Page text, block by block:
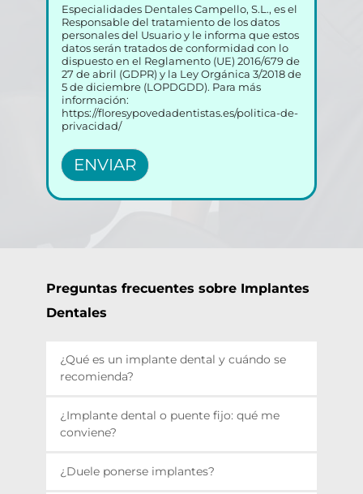
Especialidades Dentales Campello, S.L., es el
Responsable del tratamiento de los datos
personales del Usuario y le informa que estos
datos serán tratados de conformidad con lo
dispuesto en el Reglamento (UE) 2016/679 de
27 de abril (GDPR) y la Ley Orgánica 3/2018 de
5 de diciembre (LOPDGDD). Para más
información:
https://floresypovedadentistas.es/politica-de-
privacidad/
ENVIAR
Preguntas frecuentes sobre Implantes
Dentales
¿Qué es un implante dental y cuándo se
recomienda?
Es una raíz artificial (generalmente de
titanio) que sustituye al diente perdido y
para ausencias unitarias, puentes cortos o
¿Implante dental o puente fijo: qué me
conviene?
El implante no desgasta dientes vecinos
¿Duele ponerse implantes?